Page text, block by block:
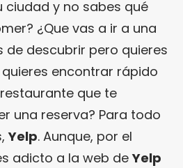
y no sabes qué
¿Que vas a ir a una
de descubrir pero quieres
encontrar rápido
que te
una reserva? Para todo
Yelp. Aunque, por el
adicto a la web deYelp